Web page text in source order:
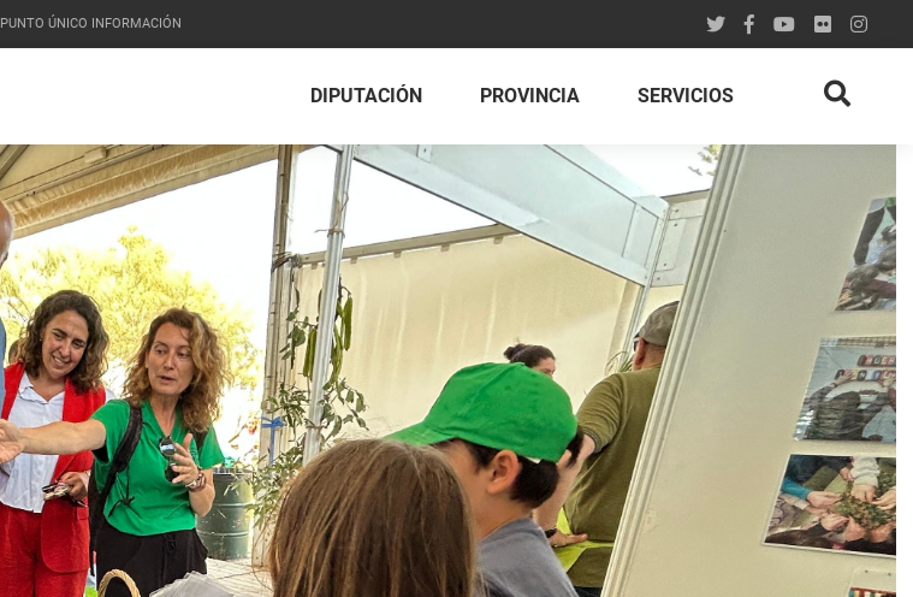
PUNTO ÚNICO INFORMACIÓN
DIPUTACIÓN PROVINCIA SERVICIOS